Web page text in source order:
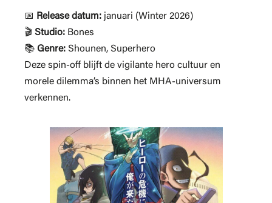
📅 Release datum: januari (Winter 2026)
🎬 Studio: Bones
📚 Genre: Shounen, Superhero
Deze spin-off blijft de vigilante hero cultuur en
morele dilemma’s binnen het MHA-universum
verkennen.